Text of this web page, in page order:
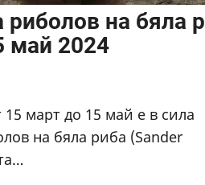
риболов на бяла
май 2024
15 март до 15 май е в сила
на бяла риба (Sander